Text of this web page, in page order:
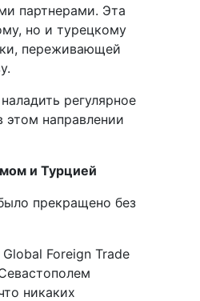
партнерами. Эта
но и турецкому
переживающей
регулярное
этом направлении
и Турцией
прекращено без
Foreign Trade
никаких